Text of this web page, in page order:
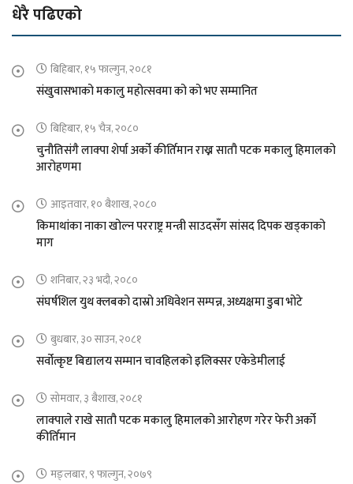
धेरै पढिएको
बिहिबार, १५ फाल्गुन, २०८१
संखुवासभाको मकालु महोत्सवमा को को भए सम्मानित
बिहिबार, १५ चैत्र, २०८०
चुनौतिसंगै लाक्पा शेर्पा अर्को कीर्तिमान राख्न सातौ पटक मकालु हिमालको
आरोहणमा
आइतवार, १० बैशाख, २०८०
किमाथांका नाका खोल्न परराष्ट्र मन्त्री साउदसँग सांसद दिपक खड्काको
माग
शनिबार, २३ भदौ, २०८०
संघर्षशिल युथ क्लबको दास्रो अधिवेशन सम्पन्न, अध्यक्षमा डुबा भोटे
बुधबार, ३० साउन, २०८१
सर्वोत्कृष्ट बिद्यालय सम्मान चावहिलको इलिक्सर एकेडेमीलाई
सोमवार, ३ बैशाख, २०८१
लाक्पाले राखे सातौ पटक मकालु हिमालको आरोहण गरेर फेरी अर्को
कीर्तिमान
मङ्लबार, ९ फाल्गुन, २०७९